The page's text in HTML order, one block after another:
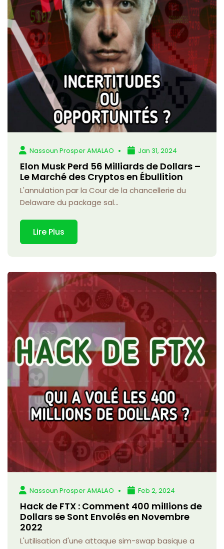
Nassoun Prosper AMALAO Jan 31, 2024
Elon Musk Perd 56 Milliards de Dollars –
Le Marché des Cryptos en Ébullition
L'annulation par la Cour de la chancellerie du
Delaware du package sal...
Lire Plus
Nassoun Prosper AMALAO Feb 2, 2024
Hack de FTX : Comment 400 millions de
Dollars se Sont Envolés en Novembre
2022
L'utilisation d'une attaque sim-swap basique a